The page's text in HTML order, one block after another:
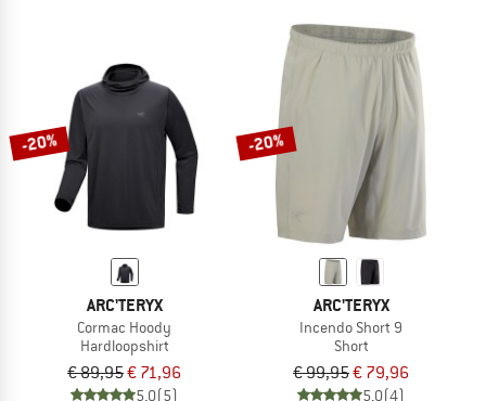
-20%
ARC'TERYX
Cormac Hoody
Hardloopshirt
€ 89,95€ 71,96
5,0(5)
-20%
ARC'TERYX
Incendo Short 9
Short
€ 99,95€ 79,96
5,0(4)